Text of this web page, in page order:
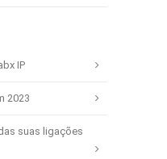
IP
2023
suas ligações